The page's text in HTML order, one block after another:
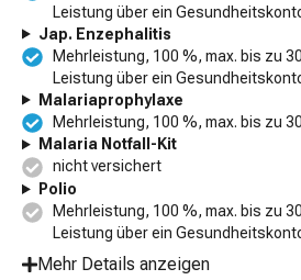
Leistung über ein
Jap. Enzephalitis
Mehrleistung, 100 %, max. bis zu
Leistung über ein
Malariaprophylaxe
Mehrleistung, 100 %, max. bis zu
Malaria Notfall-Kit
nicht versichert
Polio
Mehrleistung, 100 %, max. bis zu
Leistung über ein
Mehr Details anzeigen